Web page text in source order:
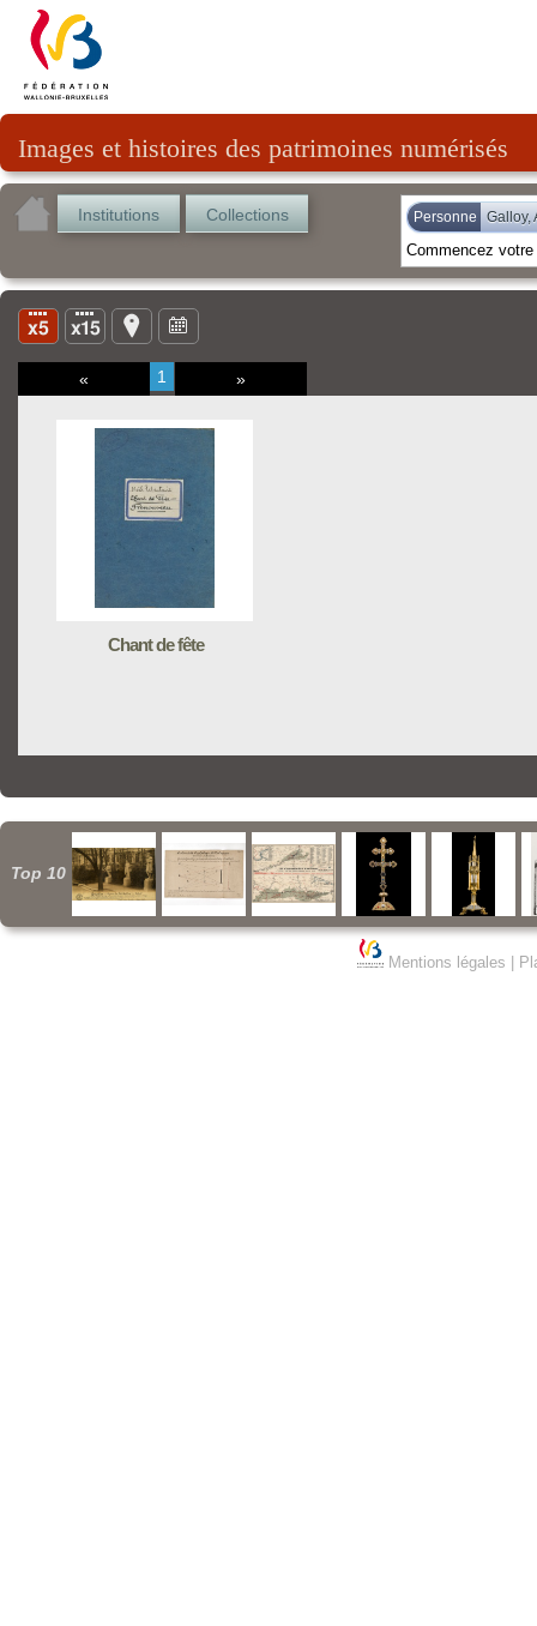
Images et histoires des patrimoines numérisés
Institutions Collections Personne Galloy,
« 1 »
Chant de fête
Top 10
Mentions légales